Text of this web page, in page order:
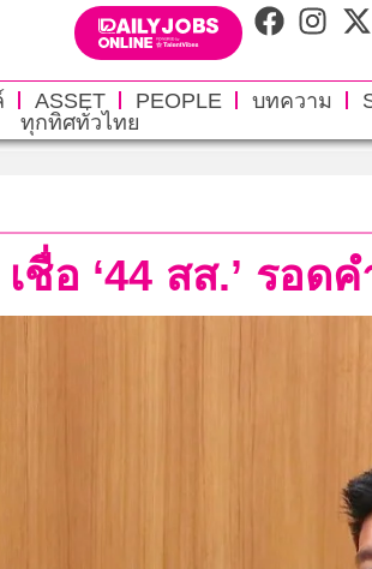
ASSET PEOPLE บทความ
ทุกทิศทั่วไทย
ชื่อ ‘44 สส.’ รอด